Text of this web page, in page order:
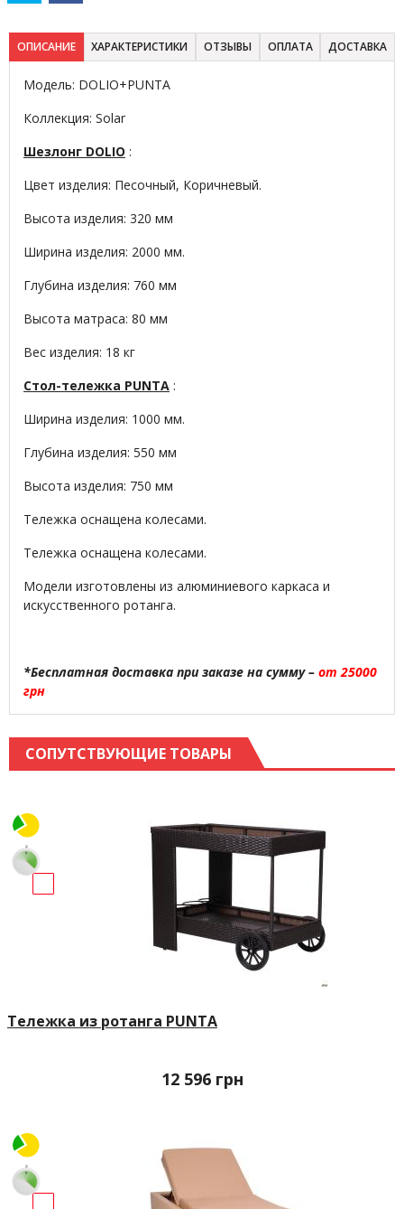
ОПИСАНИЕ ХАРАКТЕРИСТИКИ ОТЗЫВЫ ОПЛАТА ДОСТАВКА
Модель: DOLIO+PUNTA
Коллекция: Solar
Шезлонг DOLIO :
Цвет изделия: Песочный, Коричневый.
Высота изделия: 320 мм
Ширина изделия: 2000 мм.
Глубина изделия: 760 мм
Высота матраса: 80 мм
Вес изделия: 18 кг
Стол-тележка PUNTA :
Ширина изделия: 1000 мм.
Глубина изделия: 550 мм
Высота изделия: 750 мм
Тележка оснащена колесами.
Тележка оснащена колесами.
Модели изготовлены из алюминиевого каркаса и
искусственного ротанга.
*Бесплатная доставка при заказе на сумму – от 25000
грн
СОПУТСТВУЮЩИЕ ТОВАРЫ
Тележка из ротанга PUNTA
12 596 грн